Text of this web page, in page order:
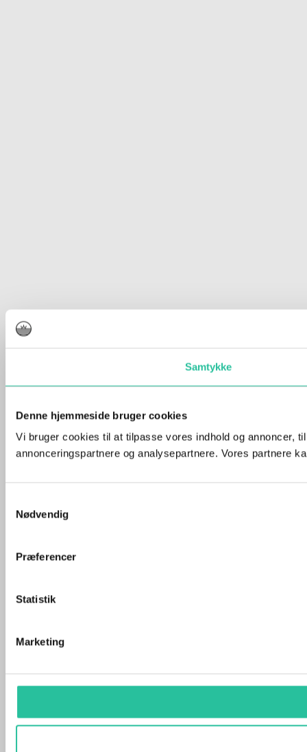
Samtykke
Denne hjemmeside bruger cookies
Vi bruger cookies til at tilpasse vores indhold og annoncer,
annonceringspartnere og analysepartnere. Vores partnere
Nødvendig
Præferencer
Statistik
Marketing